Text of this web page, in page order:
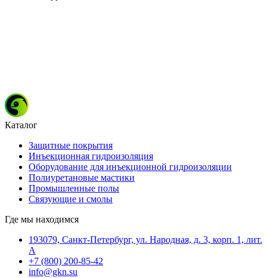
Каталог
Защитные покрытия
Инъекционная гидроизоляция
Оборудование для инъекционной гидроизоляции
Полиуретановые мастики
Промышленные полы
Связующие и смолы
Где мы находимся
193079, Санкт-Петербург, ул. Народная, д. 3, корп. 1, лит.
А
+7 (800) 200-85-42
info@gkn.su